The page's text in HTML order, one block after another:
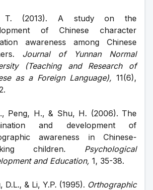
T. (2013). A study on the
of Chinese character
awareness among Chinese
Journal of Yunnan Normal
(Teaching and Research of
as a Foreign Language), 11(6),
Peng, H., & Shu, H. (2006). The
and development of
awareness in Chinese-
children. Psychological
and Education, 1, 35-38.
D.L., & Li, Y.P. (1995). Orthographic